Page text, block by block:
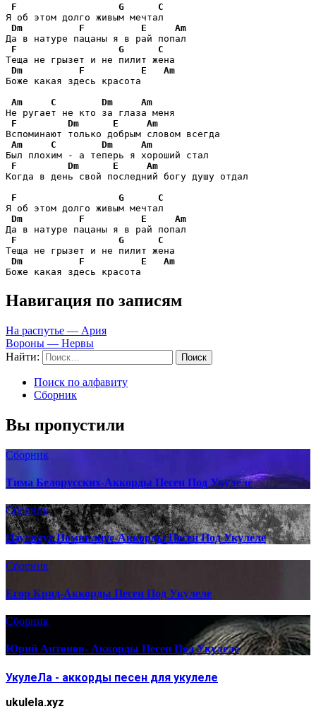
F
G
C
Я об этом долго живым мечтал
Dm
F E
Am
Да в натуре пацаны я в рай попал
F
G
C
Теща не грызет и не пилит жена
Dm
F E
Am
Боже какая здесь красота
Am
C Dm
Am
Не ругает не кто за глаза меня
F
Dm E
Am
Вспоминают только добрым словом всегда
Am
C Dm
Am
Был плохим - а теперь я хороший стал
F
Dm E
Am
Когда в день свой последний богу душу отдал
F
G
C
Я об этом долго живым мечтал
Dm
F E
Am
Да в натуре пацаны я в рай попал
F
G
C
Теща не грызет и не пилит жена
Dm
F E
Am
Боже какая здесь красота
Навигация по записям
На распутье — Ария
Вороны — Нервы
Найти:
Поиск по алфавиту
Сборник
Вы пропустили
Сборник
Тима Белорусских-Аккорды Песен Под Укулеле
Сборник
Наутилус Помпилиус-Аккорды Песен Под Укулеле
Сборник
Егор Крид-Аккорды Песен Под Укулеле
Сборник
Юрий Антонов- Аккорды Песен Под Укулеле
УкулеЛа - аккорды песен для укулеле
ukulela.xyz